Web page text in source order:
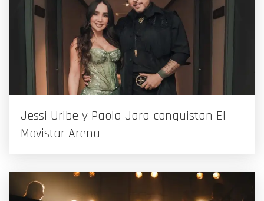
Jessi Uribe y Paola Jara conquistan El
Movistar Arena